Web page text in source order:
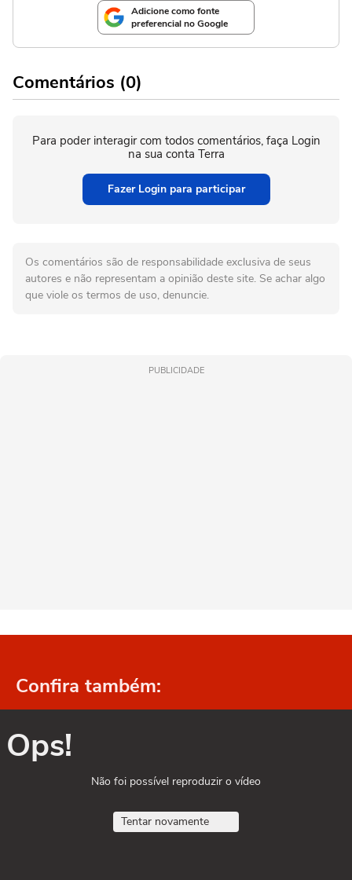
Adicione como fonte
preferencial no Google
Comentários (0)
Para poder interagir com todos comentários, faça Login
na sua conta Terra
Fazer Login para participar
Os comentários são de responsabilidade exclusiva de seus
autores e não representam a opinião deste site. Se achar algo
que viole os termos de uso, denuncie.
PUBLICIDADE
Confira também:
Ops!
Não foi possível reproduzir o vídeo
Tentar novamente